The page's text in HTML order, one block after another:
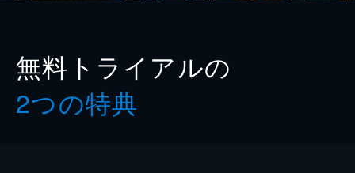
無料トライアルの
2つの特典